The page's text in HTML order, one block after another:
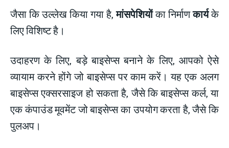
जैसा कि उल्लेख किया गया है,मांसपेशियोंका निर्माणकार्यके
लिए विशिष्ट है।
उदाहरण के लिए, बड़े बाइसेप्स बनाने के लिए, आपको ऐसे
व्यायाम करने होंगे जो बाइसेप्स पर काम करें। यह एक अलग
बाइसेप्स एक्सरसाइज हो सकता है, जैसे कि बाइसेप्स कर्ल, या
एक कंपाउंड मूवमेंट जो बाइसेप्स का उपयोग करता है, जैसे कि
पुलअप।